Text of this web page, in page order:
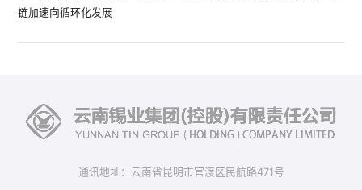
链加速向循环化发展
通讯地址：云南省昆明市官渡区民航路471号